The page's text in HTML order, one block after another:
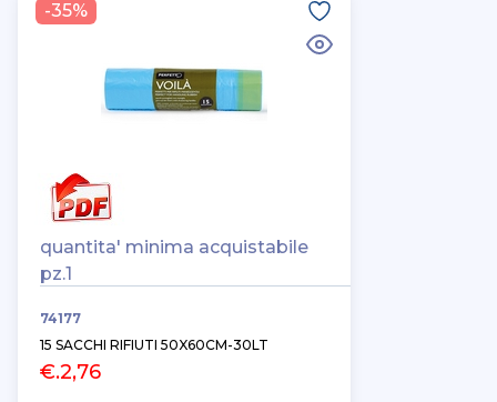
quantita' minima acquistabile
pz.1
74177
15 SACCHI RIFIUTI 50X60CM-30LT
€.2,76
-35%